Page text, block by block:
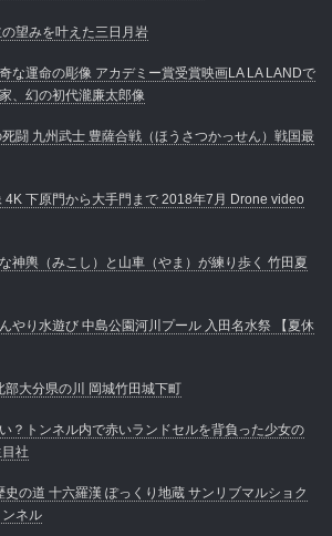
望みを叶えた三日月岩
な運命の彫像 アカデミー賞受賞映画LA LA LANDで
、幻の初代瀧廉太郎像
闘 九州武士 豊薩合戦（ほうさつかっせん）戦国最
4K 下原門から大手門まで 2018年7月 Drone video
神輿（みこし）と山車（やま）が練り歩く 竹田夏
やり水遊び 中島公園河川プール 入田名水祭 【夏休
部大分県の川 岡城竹田城下町
？トンネル内で赤いランドセルを背負った少女の
社
の道 十六羅漢 ぽっくり地蔵 サンリブマルショク
ネル